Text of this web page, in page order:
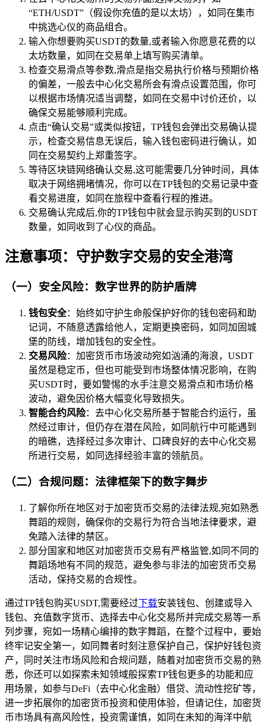
“ETH/USDT”（假设你充值的是以太坊），如同在集市
中挑选心仪的商品组合。
输入你想要购买USDT的数量,或者输入你愿意花费的以
太坊数量，如同在交易单上填写购买清单。
检查交易滑点等参数,滑点是指交易执行价格与预期价格
的偏差，一般去中心化交易所会有滑点设置范围，你可
以根据市场情况适当调整，如同在交易中讨价还价，以
确保交易能够顺利完成。
点击“确认交易”或类似按钮，TP钱包会弹出交易确认提
示，检查交易信息无误后，输入钱包密码进行确认，如
同在交易契约上郑重签字。
等待区块链网络确认交易,这可能需要几分钟时间，具体
取决于网络拥堵情况，你可以在TP钱包的交易记录中查
看交易进度，如同在旅程中查看行程的推进。
交易确认完成后,你的TP钱包中就会显示购买到的USDT
数量，如同收到了心仪的商品。
注意事项：守护数字交易的安全港湾
（一）安全风险：数字世界的防护盾牌
钱包安全：始终如守护生命般保护好你的钱包密码和助
记词，不随意透露给他人，定期更换密码，如同加固城
堡的防线，增加钱包的安全性。
交易风险：加密货币市场波动宛如汹涌的海浪，USDT
虽然是稳定币，但也可能受到市场整体情况影响，在购
买USDT时，要如警惕的水手注意交易滑点和市场价格
波动，避免因价格大幅变化导致损失。
智能合约风险：去中心化交易所基于智能合约运行，虽
然经过审计，但仍存在潜在风险，如同航行中可能遇到
的暗礁，选择经过多次审计、口碑良好的去中心化交易
所进行交易，如同选择经验丰富的领航员。
（二）合规问题：法律框架下的数字舞步
了解你所在地区对于加密货币交易的法律法规,宛如熟悉
舞蹈的规则，确保你的交易行为符合当地法律要求，避
免踏入法律的禁区。
部分国家和地区对加密货币交易有严格监管,如同不同的
舞蹈场地有不同的规范，避免参与非法的加密货币交易
活动，保持交易的合规性。
通过TP钱包购买USDT,需要经过下载安装钱包、创建或导入
钱包、充值数字货币、选择去中心化交易所并完成交易等一系
列步骤，宛如一场精心编排的数字舞蹈，在整个过程中，要始
终牢记安全第一，如同舞者时刻注意保护自己，保护好钱包资
产，同时关注市场风险和合规问题，随着对加密货币交易的熟
悉，你还可以如探索未知领域般探索TP钱包更多的功能和应
用场景，如参与DeFi（去中心化金融）借贷、流动性挖矿等，
进一步拓展你的加密货币投资和使用体验，但请记住，加密货
币市场具有高风险性，投资需谨慎，如同在未知的海洋中航